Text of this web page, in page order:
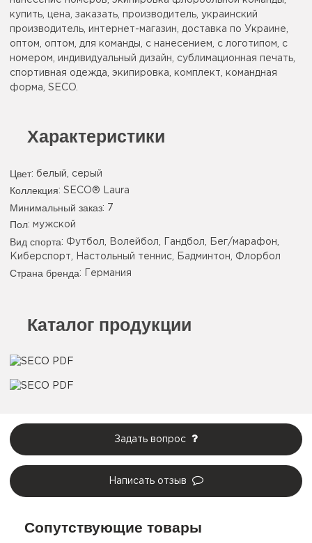
купить, цена, заказать, производитель, украинский
производитель, интернет-магазин, доставка по Украине,
оптом, оптом, для команды, с нанесением, с логотипом, с
номером, индивидуальный дизайн, сублимационная печать,
спортивная одежда, экипировка, комплект, командная
форма, SECO.
Характеристики
Цвет: белый серый
Коллекция: SECO® Laura
Минимальный заказ: 7
Пол: мужской
Вид спорта: Футбол, Волейбол, Гандбол, Бег/марафон,
Киберспорт, Настольный теннис, Бадминтон, Флорбол
Страна бренда: Германия
Каталог продукции
Задать вопрос
Написать отзыв
Сопутствующие товары